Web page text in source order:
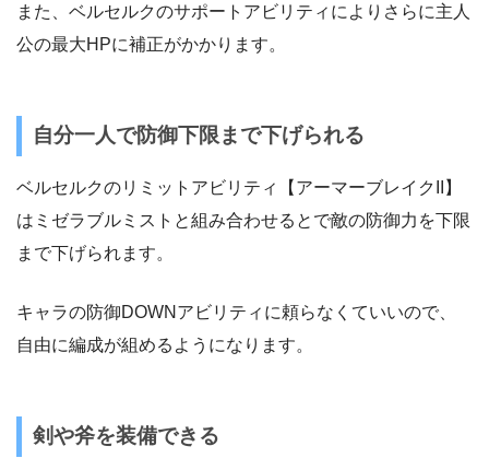
また、ベルセルクのサポートアビリティによりさらに主人
公の最大HPに補正がかかります。
自分一人で防御下限まで下げられる
ベルセルクのリミットアビリティ【アーマーブレイクII】
はミゼラブルミストと組み合わせるとで敵の防御力を下限
まで下げられます。
キャラの防御DOWNアビリティに頼らなくていいので、
自由に編成が組めるようになります。
剣や斧を装備できる